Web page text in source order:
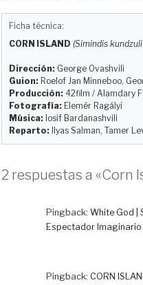
u
s
k
y
o
d
o
n
b
o
o
k
i
t
l
Ficha técnica:
CORN ISLAND (Simindis kundzuli
Dirección: George Ovashvili
Guion: Roelof Jan Minneboo,
Producción: 42film / Alamdary
Fotografía: Elemér Ragályi
Música: Iosif Bardanashvili
Reparto: Ilyas Salman, Tamer
2 respuestas a «Corn
Pingback: White God |
Espectador Imaginario
Pingback: CORN